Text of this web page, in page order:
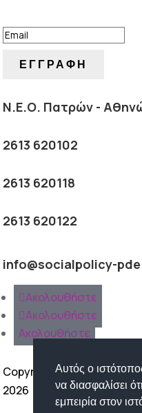
Αυτός ο
να διασφαλίσει
εμπειρία στον
ΕΓΓΡΑΦΗ
Ν.Ε.Ο. Πατρών -
2613 620102
2613 620118
2613 620122
info@socialpolicy-
Ακολουθήστε
Ακολουθήστε
Ακολουθήστε
Copyright ©
2026
Όροι Χρήσης |